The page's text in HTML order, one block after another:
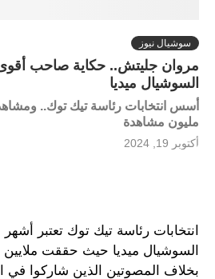
سوشيال نيوز
مروان جليتش.. حكاية صاحب أقوى
السوشيال ميديا
مليون مشاهدة
أكتوبر 19, 2024
انتخابات رئاسة تيك توك تعتبر
السوشيال ميديا حيث حققت ملايين
بخلاف المصوتين الذين شاركوا في